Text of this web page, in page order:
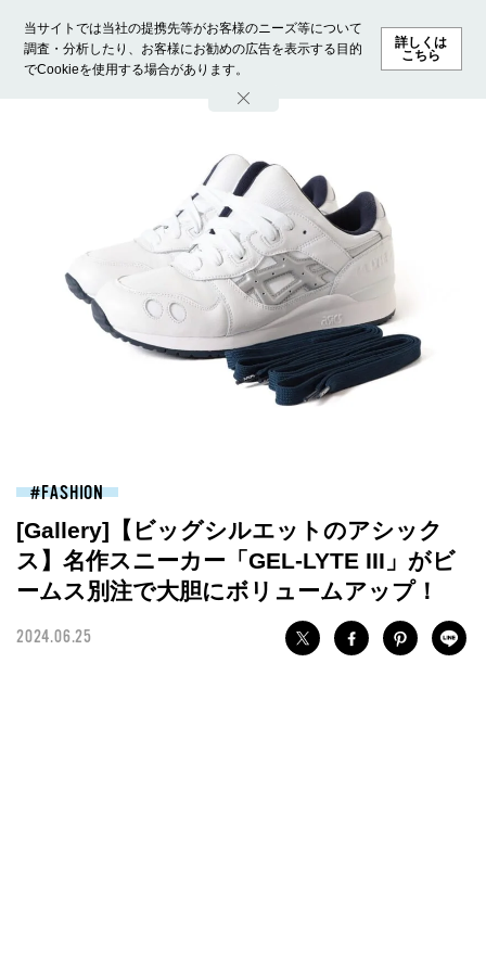
当サイトでは当社の提携先等がお客様のニーズ等について
調査・分析したり、お客様にお勧めの広告を表示する目的
でCookieを使用する場合があります。
詳しくは
こちら
ホーム モデル募集 ランキング ファッション ビューテ
FASHION
[Gallery]【ビッグシルエットのアシック
ス】名作スニーカー「GEL-LYTE III」がビ
ームス別注で大胆にボリュームアップ！
2024.06.25